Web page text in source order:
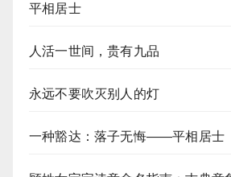
平相居士
人活一世间，贵有九品
永远不要吹灭别人的灯
一种豁达：落子无悔——平相居士